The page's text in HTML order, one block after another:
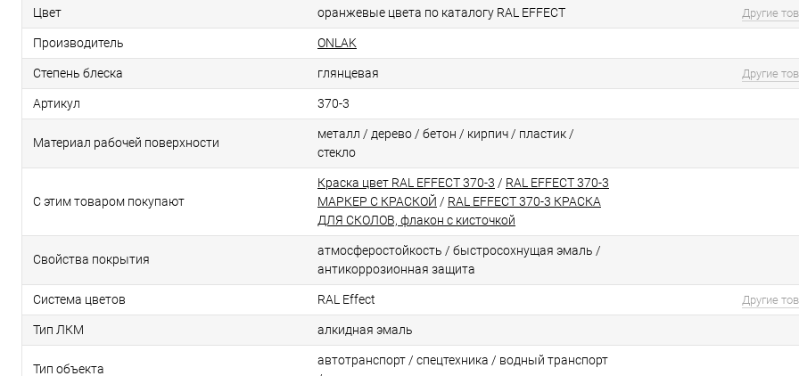
Цвет оранжевые цвета по каталогу RAL EFFECT Другие
Производитель ONLAK
Степень блеска глянцевая Другие
Артикул 370-3
Материал рабочей поверхности
металл / дерево / бетон / кирпич / пластик /
стекло
С этим товаром покупают
Краска цвет RAL EFFECT 370-3 / RAL EFFECT 370-3
МАРКЕР С КРАСКОЙ / RAL EFFECT 370-3 КРАСКА
ДЛЯ СКОЛОВ, флакон с кисточкой
Свойства покрытия
атмосферостойкоcть / быстросохнущая эмаль /
антикоррозионная защита
Система цветов RAL Effect Другие
Тип ЛКМ алкидная эмаль
Тип объекта
автотранспорт / спецтехника / водный транспорт